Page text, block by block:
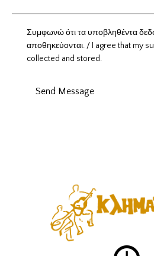
Συμφωνώ ότι τα υποβληθέντα
αποθηκεύονται. / I agree that my
collected and stored.
Send Message